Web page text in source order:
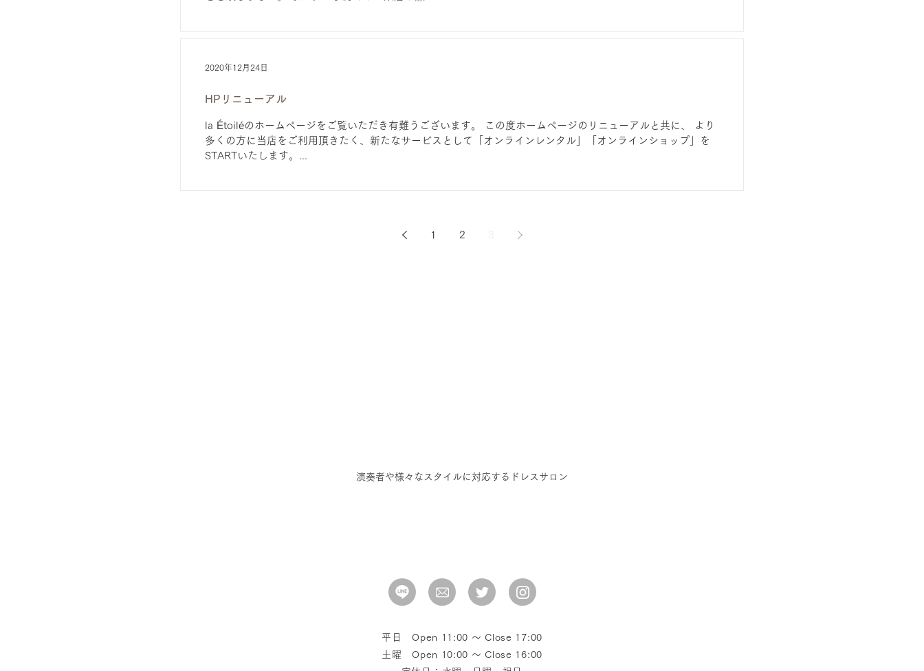
HPリニューアル
la Étoiléのホームページをご覧いただき有難うございます。 この度ホームページのリニューアルと共に、 より
多くの方に当店をご利用頂きたく、新たなサービスとして「オンラインレンタル」「オンラインショップ」を
STARTいたします。...
2020年12月24日
1 2 3
演奏者や様々なスタイルに対応するドレスサロン
平日 Open 11:00 〜 Close 17:00
土曜 Open 10:00 〜 Close 16:00